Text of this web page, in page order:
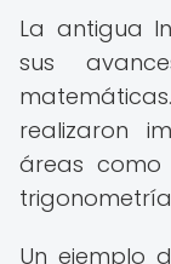
La antigua
sus
realizaron
áreas
Un ejemplo